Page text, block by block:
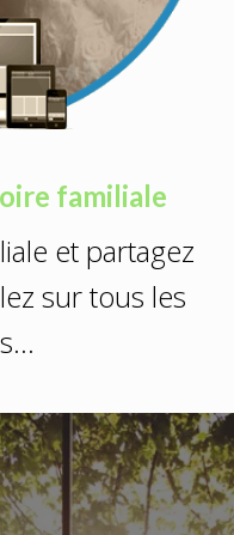
familiale
et partagez
sur tous les